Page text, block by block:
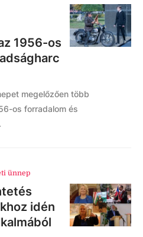
1956-os
megelőzően több
os forradalom és
ünnep
idén